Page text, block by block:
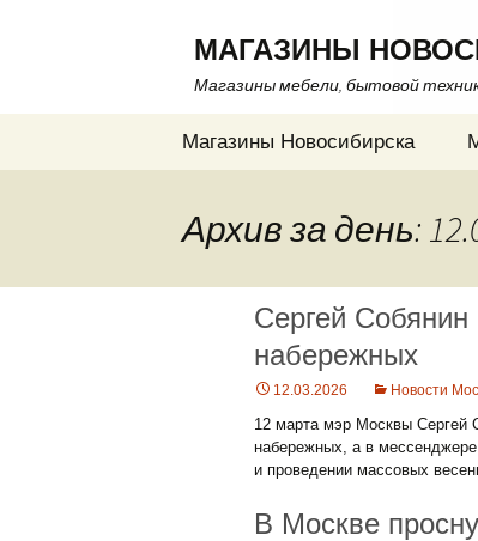
МАГАЗИНЫ
Магазины мебели, бытовой
содержимому
Магазины Новосибирска
Архив за день:
Сергей Собянин
набережных
12.03.2026 Новости
12 марта мэр Москвы Сергей
набережных, а в
и проведении массовых
В Москве